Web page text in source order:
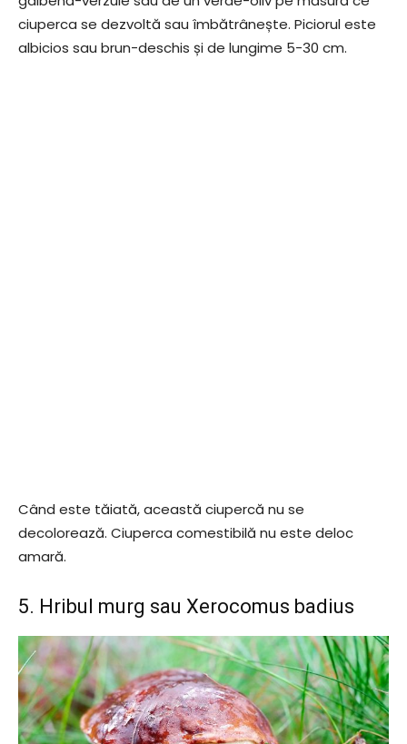
ciuperca se dezvoltă sau îmbătrânește. Piciorul este
albicios sau brun-deschis și de lungime 5-30 cm.
Când este tăiată, această ciupercă nu se
decolorează. Ciuperca comestibilă nu este deloc
amară.
5. Hribul murg sau Xerocomus badius